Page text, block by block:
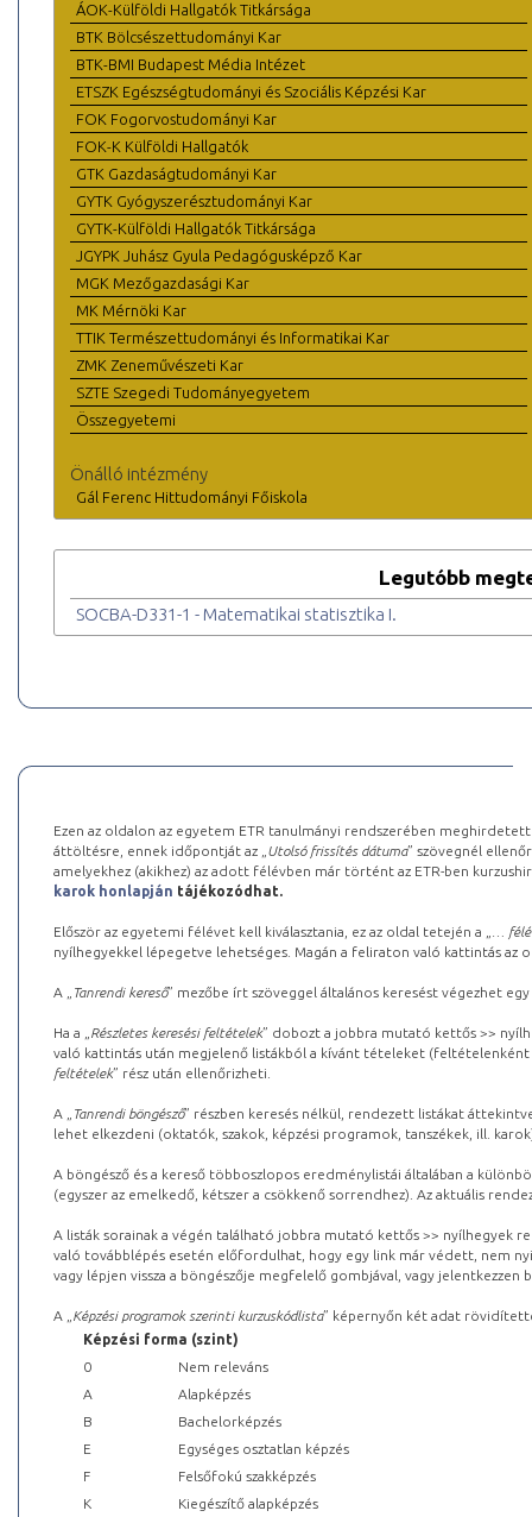
ÁOK-Külföldi Hallgatók Titkársága
BTK Bölcsészettudományi Kar
BTK-BMI Budapest Média Intézet
ETSZK Egészségtudományi és Szociális Képzési Kar
FOK Fogorvostudományi Kar
FOK-K Külföldi Hallgatók
GTK Gazdaságtudományi Kar
GYTK Gyógyszerésztudományi Kar
GYTK-Külföldi Hallgatók Titkársága
JGYPK Juhász Gyula Pedagógusképző Kar
MGK Mezőgazdasági Kar
MK Mérnöki Kar
TTIK Természettudományi és Informatikai Kar
ZMK Zeneművészeti Kar
SZTE Szegedi Tudományegyetem
Összegyetemi
Önálló intézmény
Gál Ferenc Hittudományi Főiskola
Legutóbb
SOCBA-D331-1 - Matematikai statisztika I.
Ezen az oldalon az egyetem ETR tanulmányi rendszerében
áttöltésre, ennek időpontját az „ Utolsó frissítés dátuma” szövegnél
amelyekhez (akikhez) az adott félévben már történt az ETR-ben
karok honlapján tájékozódhat.
Először az egyetemi félévet kell kiválasztania, ez az oldal tetején a „
…
nyílhegyekkel lépegetve lehetséges. Magán a feliraton való kattintás az
A „ Tanrendi kereső” mezőbe írt szöveggel általános keresést végezhet
Ha a „ Részletes keresési feltételek” dobozt a jobbra mutató kettős >>
való kattintás után megjelenő listákból a kívánt tételeket (feltételenként
feltételek” rész után ellenőrizheti.
A „ Tanrendi böngésző” részben keresés nélkül, rendezett listákat
lehet elkezdeni (oktatók, szakok, képzési programok, tanszékek, ill.
A böngésző és a kereső többoszlopos eredménylistái általában a
(egyszer az emelkedő, kétszer a csökkenő sorrendhez). Az aktuális
A listák sorainak a végén található jobbra mutató kettős >> nyílhegyek
való továbblépés esetén előfordulhat, hogy egy link már védett, nem
vagy lépjen vissza a böngészője megfelelő gombjával, vagy
A „ Képzési programok szerinti kurzuskódlista” képernyőn két adat
Képzési forma (szint)
0
Nem releváns
A
Alapképzés
B
Bachelorképzés
E
Egységes osztatlan képzés
F
Felsőfokú szakképzés
K
Kiegészítő alapképzés